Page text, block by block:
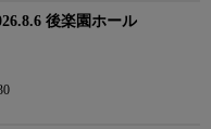
後楽園ホール